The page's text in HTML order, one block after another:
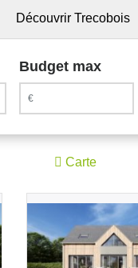
Découvrir Trecobois
Budget max
Carte